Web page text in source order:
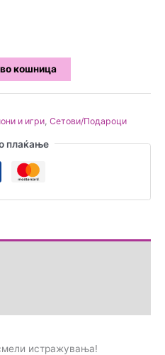
кошница
и игри Сетови/Подароци
плаќање
истражувања!